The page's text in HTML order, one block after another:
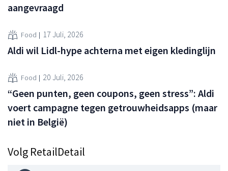
aangevraagd
Food 17 Juli, 2026
Aldi wil Lidl-hype achterna met eigen kledinglijn
Food 20 Juli, 2026
“Geen punten, geen coupons, geen stress”: Aldi
voert campagne tegen getrouwheidsapps (maar
niet in België)
Volg RetailDetail